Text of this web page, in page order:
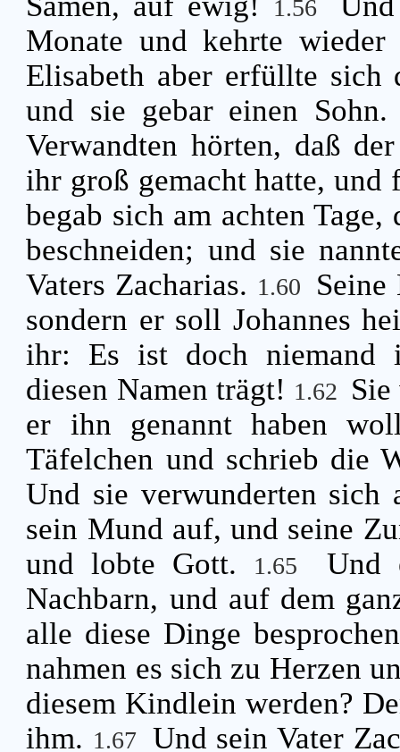
1.56
Monate und kehrte
Elisabeth aber erfüllte sich
und sie gebar einen
Verwandten hörten, daß
ihr groß gemacht hatte,
begab sich am achten
beschneiden; und sie
Vaters Zacharias. 1.60
sondern er soll Johannes
ihr: Es ist doch niemand
diesen Namen trägt! 1.62
er ihn genannt haben
Täfelchen und schrieb die
Und sie verwunderten
sein Mund auf, und seine
und lobte Gott.
1.65
Und
Nachbarn, und auf dem
alle diese Dinge
nahmen es sich zu Herzen
diesem Kindlein werden?
ihm. 1.67 Und sein Vater